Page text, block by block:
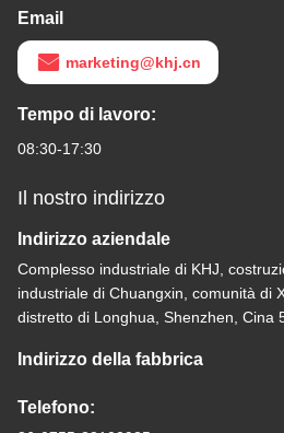
Email
marketing@khj.cn
Tempo di lavoro:
08:30-17:30
Il nostro indirizzo
Indirizzo aziendale
Complesso industriale di KHJ,
industriale di Chuangxin, comunità di
distretto di Longhua, Shenzhen, Cina
Indirizzo della fabbrica
Telefono: